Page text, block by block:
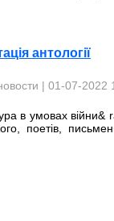
антології
| 01-07-2022
в умовах війни&
поетів,